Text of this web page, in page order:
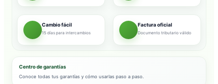
Cambio fácil
15 días para intercambios
Factura oficial
Documento tributario válido
Centro de garantías
Conoce todas tus garantías y cómo usarlas paso a paso.